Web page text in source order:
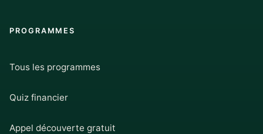
PROGRAMMES
Tous les programmes
Quiz financier
Appel découverte gratuit